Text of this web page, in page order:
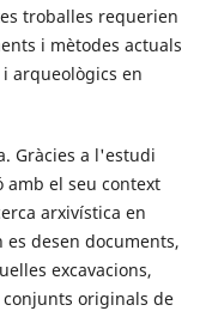
troballes requerien
i mètodes actuals
arqueològics en
Gràcies a l'estudi
el seu context
arxivística en
desen documents,
excavacions,
originals de